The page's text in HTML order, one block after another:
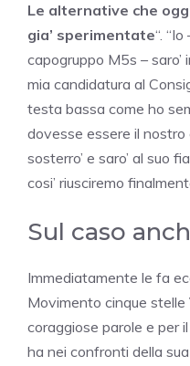
Le alternative che
gia’ sperimentate“.
capogruppo M5s –
mia candidatura al
testa bassa come ho
dovesse essere il
sosterro’ e saro’ al suo
cosi’ riusciremo
Sul caso
Immediatamente le fa
Movimento cinque stelle
coraggiose parole e per
ha nei confronti della